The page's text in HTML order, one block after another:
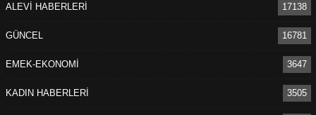
ALEVİ HABERLERİ 17138
GÜNCEL 16781
EMEK-EKONOMİ 3647
KADIN HABERLERİ 3505